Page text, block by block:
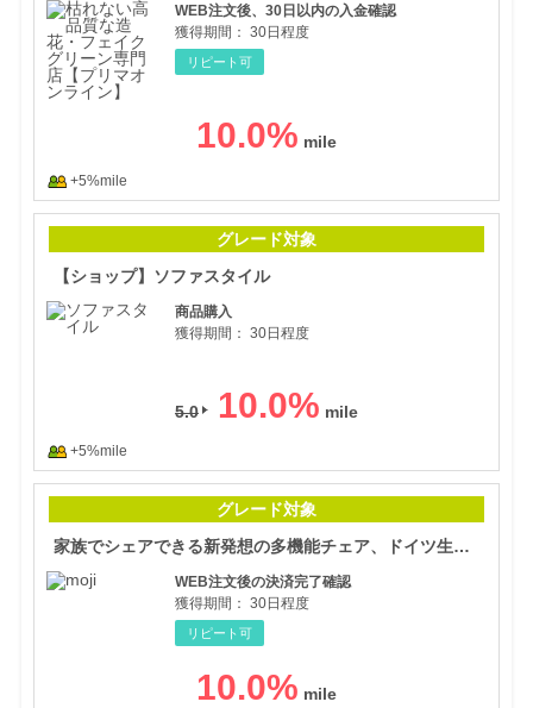
WEB注文後、30日以内の入金確認
獲得期間： 30日程度
リピート可
10.0%
+5%mile
グレード対象
【ショップ】ソファスタイル
商品購入
獲得期間： 30日程度
5.0 10.0%
+5%mile
グレード対象
家族でシェアできる新発想の多機能チェア、ドイツ生まれのハイチェアイッピー【moji】
WEB注文後の決済完了確認
獲得期間： 30日程度
リピート可
10.0%